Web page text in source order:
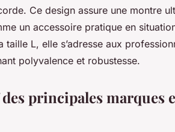
Ce design assure une montre
un accessoire pratique en
taille L, elle s’adresse aux
polyvalence et robustesse.
principales marques